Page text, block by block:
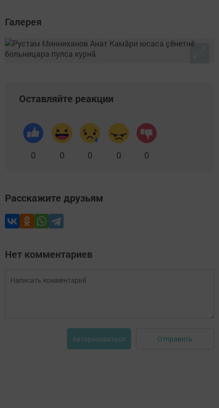
Галерея
Оставляйте реакции
0 0 0 0 0
Расскажите друзьям
Нет комментариев
Авторизоваться Отправить